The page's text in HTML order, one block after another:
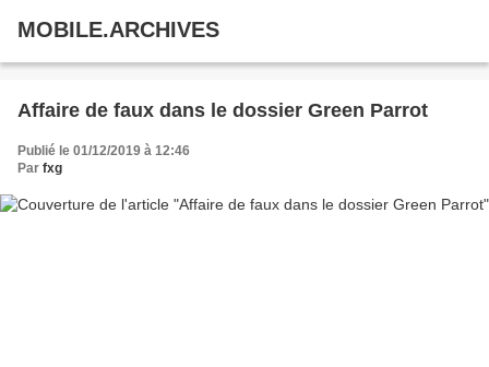
MOBILE.ARCHIVES
Affaire de faux dans le dossier Green Parrot
Publié le 01/12/2019 à 12:46
Par fxg